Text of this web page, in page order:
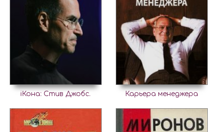
iКона: Стив Джобс. Карьера менеджера